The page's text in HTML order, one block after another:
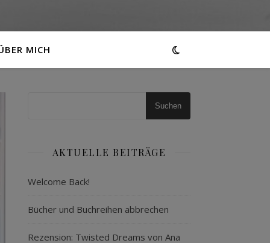
MICH
Suchen
AKTUELLE BEITRÄGE
Welcome Back!
Bücher und Buchreihen abbrechen
Rezension: Twisted Dreams von Ana